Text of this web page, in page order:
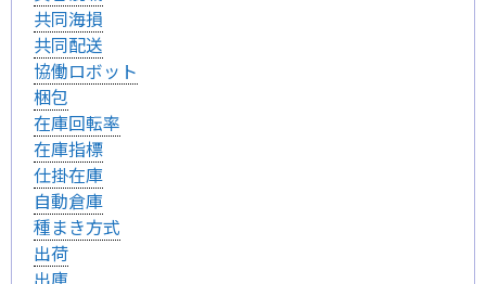
共同海損
共同配送
協働ロボット
梱包
在庫回転率
在庫指標
仕掛在庫
自動倉庫
種まき方式
出荷
出庫